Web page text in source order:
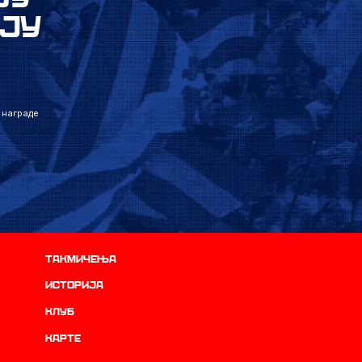
Такмичења
историја
Клуб
Карте